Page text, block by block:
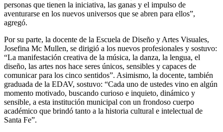
personas que tienen la iniciativa, las ganas y el impulso de
aventurarse en los nuevos universos que se abren para ellos”,
agregó.
Por su parte, la docente de la Escuela de Diseño y Artes Visuales,
Josefina Mc Mullen, se dirigió a los nuevos profesionales y sostuvo:
“La manifestación creativa de la música, la danza, la lengua, el
diseño, las artes nos hace seres únicos, sensibles y capaces de
comunicar para los cinco sentidos”. Asimismo, la docente, también
graduada de la EDAV, sostuvo: “Cada uno de ustedes vino en algún
momento motivado, buscando curioso e inquieto, dinámico y
sensible, a esta institución municipal con un frondoso cuerpo
académico que brindó tanto a la historia cultural e intelectual de
Santa Fe”.